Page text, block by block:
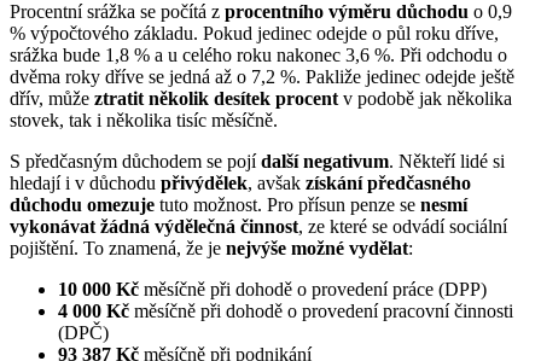
Procentní srážka se počítá z procentního výměru důchodu o 0,9
% výpočtového základu. Pokud jedinec odejde o půl roku dříve,
srážka bude 1,8 % a u celého roku nakonec 3,6 %. Při odchodu o
dvěma roky dříve se jedná až o 7,2 %. Pakliže jedinec odejde ještě
dřív, může ztratit několik desítek procent v podobě jak několika
stovek, tak i několika tisíc měsíčně.
S předčasným důchodem se pojídalší negativum. Někteří lidé si
hledají i v důchodu přivýdělek, avšak získání předčasného
důchodu omezuje tuto možnost. Pro přísun penze se nesmí
vykonávat žádná výdělečná činnost, ze které se odvádí sociální
pojištění. To znamená, že je nejvýše možné vydělat:
10 000 Kč měsíčně při dohodě o provedení práce (DPP)
4 000 Kč měsíčně při dohodě o provedení pracovní činnosti
(DPČ)
93 387 Kč měsíčně při podnikání